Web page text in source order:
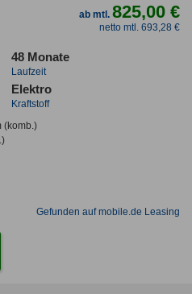
ab mtl.825,00 €
netto mtl. 693,28 €
48 Monate
Laufzeit
Elektro
Kraftstoff
(komb.)
Gefunden auf mobile.de Leasing